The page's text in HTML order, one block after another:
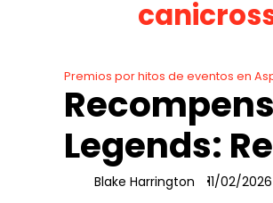
Premios por hitos de eventos en
Legends:
Blake Harrington 11/02/2026